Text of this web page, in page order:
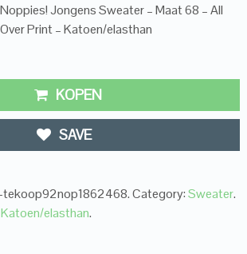
Noppies! Jongens Sweater – Maat 68 – All
Over Print – Katoen/elasthan
KOPEN
SAVE
tekoop92nop1862468.Category:Sweater.
Katoen/elasthan.